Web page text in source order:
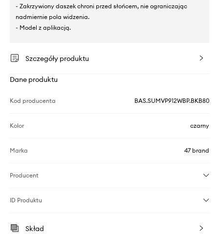
- Zakrzywiony daszek chroni przed słońcem, nie ograniczając
nadmiernie pola widzenia.
- Model z aplikacją.
Szczegóły produktu
Dane produktu
Kod producenta BAS.SUMVP912WBP.BKB80
Kolor czarny
Marka 47 brand
Producent
ID Produktu
Skład